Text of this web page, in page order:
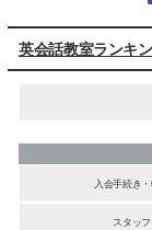
英会話教室ランキ
入会手続き
スタッフ